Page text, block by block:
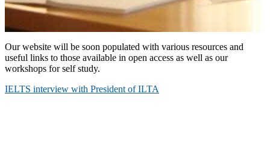
Our website will be soon populated with various resources and
useful links to those available in open access as well as our
workshops for self study.
IELTS interview with President of ILTA